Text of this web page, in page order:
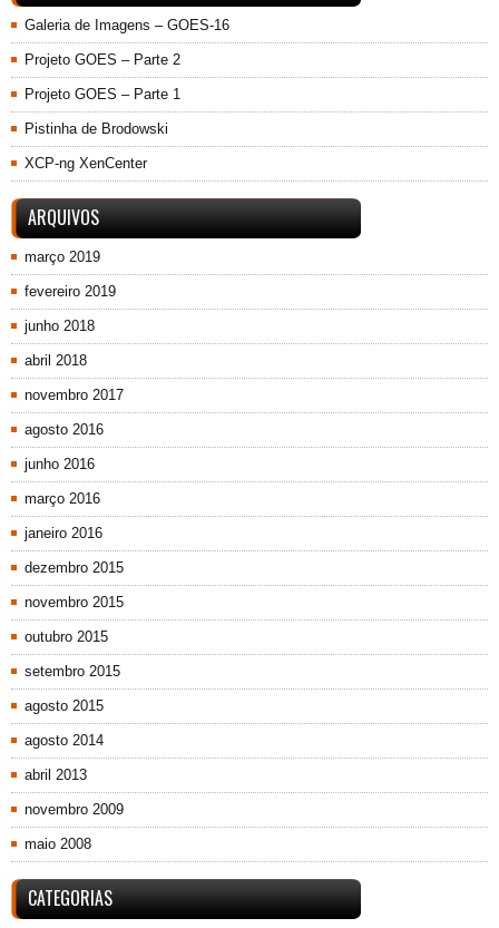
Galeria de Imagens – GOES-16
Projeto GOES – Parte 2
Projeto GOES – Parte 1
Pistinha de Brodowski
XCP-ng XenCenter
ARQUIVOS
março 2019
fevereiro 2019
junho 2018
abril 2018
novembro 2017
agosto 2016
junho 2016
março 2016
janeiro 2016
dezembro 2015
novembro 2015
outubro 2015
setembro 2015
agosto 2015
agosto 2014
abril 2013
novembro 2009
maio 2008
CATEGORIAS